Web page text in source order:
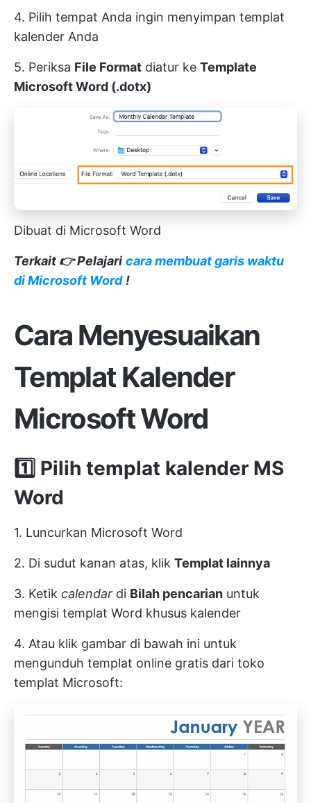
4. Pilih tempat Anda ingin menyimpan templat
kalender Anda
5. Periksa File Format diatur ke Template
Microsoft Word (.dotx)
Dibuat di Microsoft Word
Terkait 👉 Pelajari cara membuat garis waktu
di Microsoft Word !
Cara Menyesuaikan
Templat Kalender
Microsoft Word
1️⃣ Pilih templat kalender MS
Word
1. Luncurkan Microsoft Word
2. Di sudut kanan atas, klik Templat lainnya
3. Ketik calendar di Bilah pencarian untuk
mengisi templat Word khusus kalender
4. Atau klik gambar di bawah ini untuk
mengunduh templat online gratis dari toko
templat Microsoft: